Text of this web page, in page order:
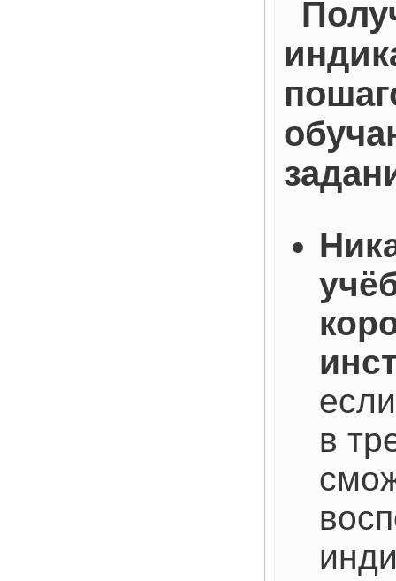
в